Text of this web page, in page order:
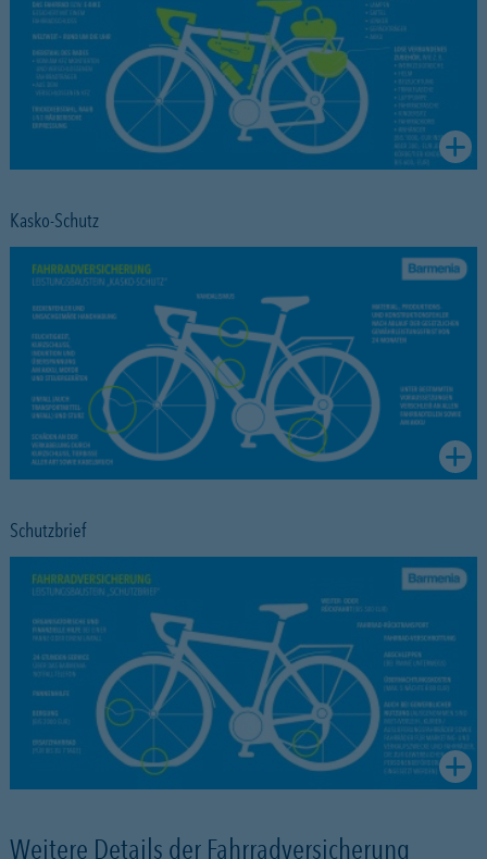
Kasko-Schutz
Schutzbrief
Weitere Details der Fahrradversicherung